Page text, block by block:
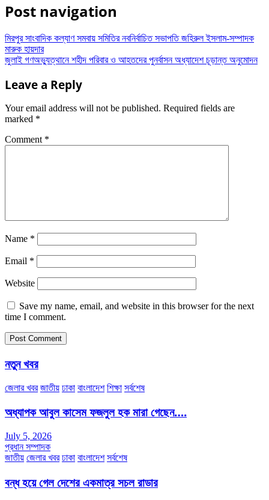
Post navigation
মিরপুর সাংবাদিক কল্যাণ সমবায় সমিতির নবনির্বাচিত সভাপতি জহিরুল ইসলাম-সম্পাদক
মারুক হায়দার
জুলাই গণঅভ্যুত্থানে শহীদ পরিবার ও আহতদের পুনর্বাসন অধ্যাদেশ চূড়ান্ত অনুমোদন
Leave a Reply
Your email address will not be published. Required fields are
marked *
Comment *
Name *
Email *
Website
Save my name, email, and website in this browser for the next
time I comment.
নতুন খবর
জেলার খবর জাতীয় ঢাকা বাংলাদেশ শিক্ষা সর্বশেষ
অধ্যাপক আবুল কাসেম ফজলুল হক মারা গেছেন….
July 5, 2026
প্রধান সম্পাদক
জাতীয় জেলার খবর ঢাকা বাংলাদেশ সর্বশেষ
বন্ধ হয়ে গেল দেশের একমাত্র সচল রাডার